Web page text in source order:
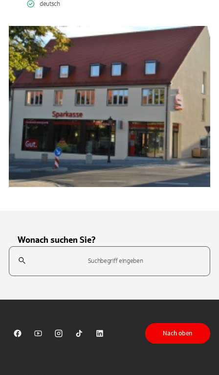
deutsch
Wonach suchen Sie?
Suchfeld
Sparkasse auf Facebook
Sparkasse auf Youtube
Sparkasse auf Instagram
Sparkasse auf TikTok
Sparkasse auf LinkedIn
Nach oben